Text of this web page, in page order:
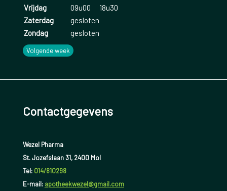
Vrijdag
09u00
18u30
Zaterdag
gesloten
Zondag
gesloten
Volgende week
Contactgegevens
Wezel Pharma
St. Jozefslaan 31, 2400 Mol
Tel: 014/810298
E-mail: apotheekwezel@gmail.com